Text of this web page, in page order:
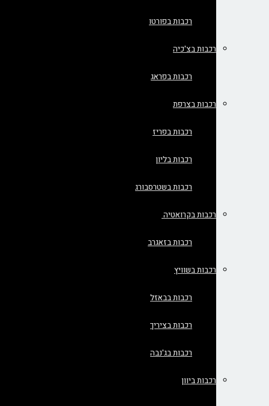
רכבות בפורטו
רכבות בצ'כיה
רכבות בפראג
רכבות בצרפת
רכבות בפריז
רכבות בליון
רכבות בשטרסבורג
רכבות בקרואטיה
רכבות בזאגרב
רכבות בשוויץ
רכבות בבאזל
רכבות בציריך
רכבות בג'נבה
רכבות ביוון